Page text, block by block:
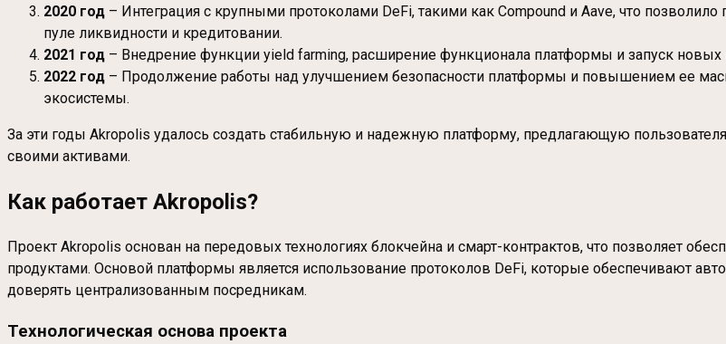
2020 год – Интеграция с крупными протоколами DeFi, такими как Compound и Aave, что
пуле ликвидности и кредитовании.
2021 год – Внедрение функции yield farming, расширение функционала платформы и запуск новых
2022 год – Продолжение работы над улучшением безопасности платформы и повышением ее
экосистемы.
За эти годы Akropolis удалось создать стабильную и надежную платформу, предлагающую
своими активами.
Как работает Akropolis?
Проект Akropolis основан на передовых технологиях блокчейна и смарт-контрактов, что позволяет
продуктами. Основой платформы является использование протоколов DeFi, которые обеспечивают
доверять централизованным посредникам.
Технологическая основа проекта